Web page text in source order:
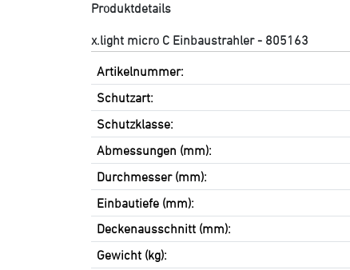
Produktdetails
x.light micro C Einbaustrahler - 805163
Artikelnummer:
Schutzart:
Schutzklasse:
Abmessungen (mm):
Durchmesser (mm):
Einbautiefe (mm):
Deckenausschnitt (mm):
Gewicht (kg):